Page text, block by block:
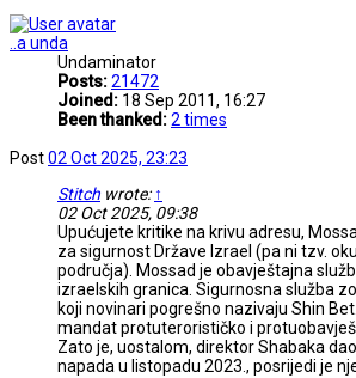
..a unda
Undaminator
Posts:21472
Joined: 18 Sep 2011, 16:27
Been thanked:2 times
Post02 Oct 2025, 23:23
Stitch wrote: ↑
02 Oct 2025, 09:38
Upućujete kritike na krivu adresu,
za sigurnost Države Izrael (pa ni tzv.
područja). Mossad je obavještajna
izraelskih granica. Sigurnosna služba
koji novinari pogrešno nazivaju Shin
mandat protuterorističko i
Zato je, uostalom, direktor Shabaka
napada u listopadu 2023., posrijedi je